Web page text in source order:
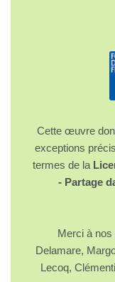
Cette œuvre
exceptions
termes de la
- Partage
Merci à nos
Delamare,
Lecoq,